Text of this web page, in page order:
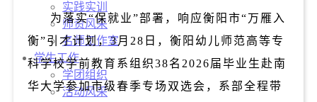
实践实训
师资风采
名师工作室
学生工作
学团组织
活动风采
为落实“保就业”部署，响应衡阳市“万雁入
衡”引才计划，3月28日，衡阳幼儿师范高等专
科学校学前教育系组织38名2026届毕业生赴南
华大学参加市级春季专场双选会，系部全程带